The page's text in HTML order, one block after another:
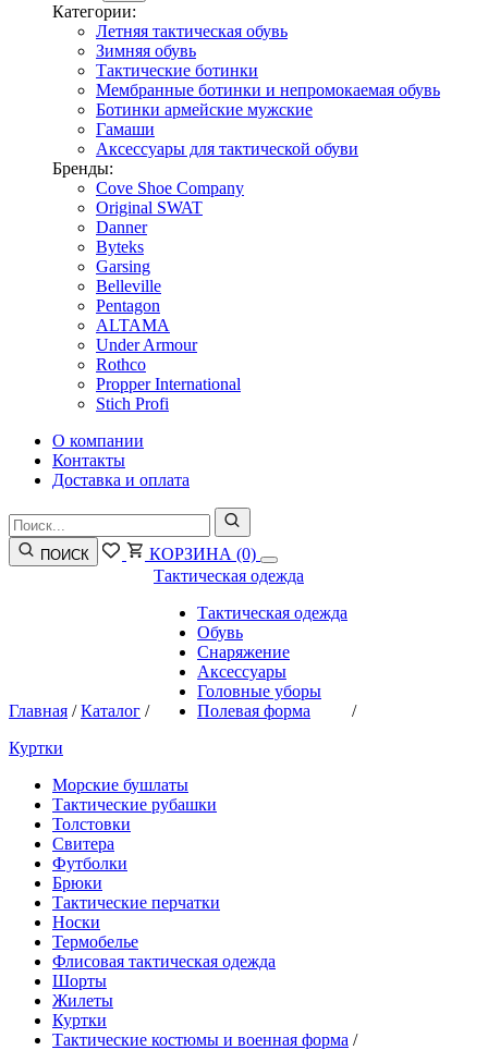
Категории:
Летняя тактическая обувь
Зимняя обувь
Тактические ботинки
Мембранные ботинки и непромокаемая обувь
Ботинки армейские мужские
Гамаши
Аксессуары для тактической обуви
Бренды:
Cove Shoe Company
Original SWAT
Danner
Byteks
Garsing
Belleville
Pentagon
ALTAMA
Under Armour
Rothco
Propper International
Stich Profi
О компании
Контакты
Доставка и оплата
ПОИСК КОРЗИНА (0)
Главная /Каталог /
Тактическая одежда
Тактическая одежда
Обувь
Снаряжение
Аксессуары
Головные уборы
Полевая форма
/
Куртки
Морские бушлаты
Тактические рубашки
Толстовки
Свитера
Футболки
Брюки
Тактические перчатки
Носки
Термобелье
Флисовая тактическая одежда
Шорты
Жилеты
Куртки
Тактические костюмы и военная форма /